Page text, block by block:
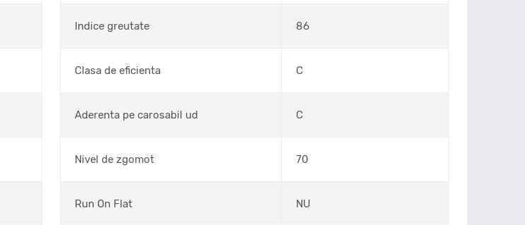
Indice greutate 86
Clasa de eficienta C
Aderenta pe carosabil ud C
Nivel de zgomot 70
Run On Flat NU